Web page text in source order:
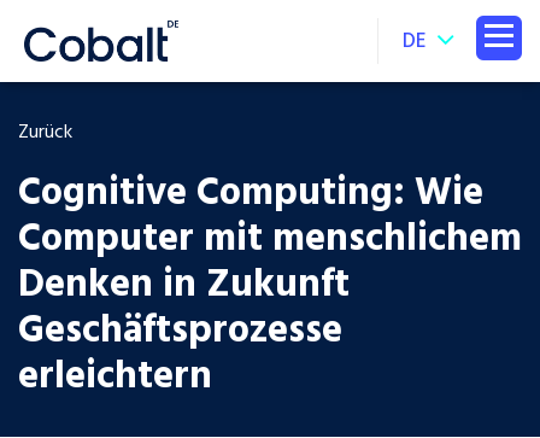
DE
Zurück
Cognitive Computing: Wie
Computer mit menschlichem
Denken in Zukunft
Geschäftsprozesse
erleichtern